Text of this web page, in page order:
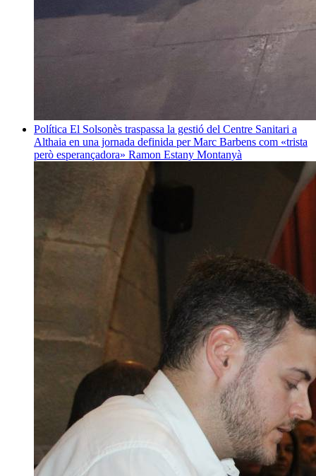
Política El Solsonès traspassa la gestió del Centre Sanitari a
Althaia en una jornada definida per Marc Barbens com «trista
però esperançadora» Ramon Estany Montanyà